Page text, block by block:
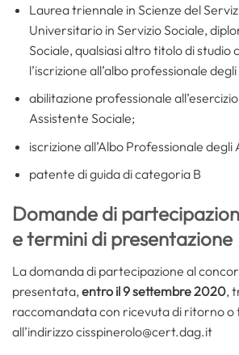
Laurea triennale in Scienze del
Universitario in Servizio Sociale,
Sociale, qualsiasi altro titolo di studio
l’iscrizione all’albo professionale
abilitazione professionale
Assistente Sociale;
iscrizione all’Albo Professionale degli
patente di guida di categoria B
Domande di
e termini di presentazione
La domanda di partecipazione al
presentata,entro il 9 settembre 2020,
raccomandata con ricevuta di ritorno o
all’indirizzo cisspinerolo@cert.dag.it